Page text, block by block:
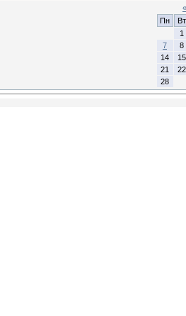
«
Пн
Вт
1
7
8
14
15
21
22
28